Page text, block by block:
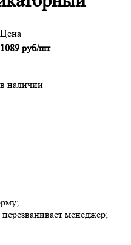
Цена
1089 руб/шт
в наличии
менеджер;